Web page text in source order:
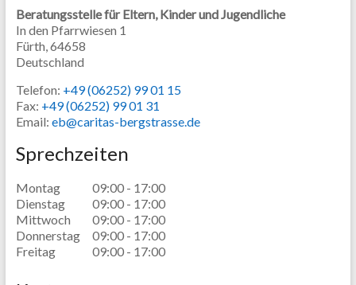
Beratungsstelle für Eltern, Kinder und Jugendliche
In den Pfarrwiesen 1
Fürth,64658
Deutschland
Telefon: +49 (06252) 99 01 15
Fax: +49 (06252) 99 01 31
Email: eb@caritas-bergstrasse.de
Sprechzeiten
Montag
09:00 - 17:00
Dienstag
09:00 - 17:00
Mittwoch
09:00 - 17:00
Donnerstag
09:00 - 17:00
Freitag
09:00 - 17:00